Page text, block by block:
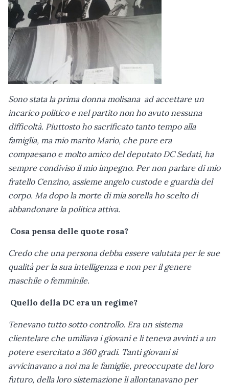
Sono stata la prima donna molisana ad accettare un
incarico politico e nel partito non ho avuto nessuna
difficoltà. Piuttosto ho sacrificato tanto tempo alla
famiglia, ma mio marito Mario, che pure era
compaesano e molto amico del deputato DC Sedati, ha
sempre condiviso il mio impegno. Per non parlare di mio
fratello Cenzino, assieme angelo custode e guardia del
corpo. Ma dopo la morte di mia sorella ho scelto di
abbandonare la politica attiva.
Cosa pensa delle quote rosa?
Credo che una persona debba essere valutata per le sue
qualità per la sua intelligenza e non per il genere
maschile o femminile.
Quello della DC era un regime?
Tenevano tutto sotto controllo. Era un sistema
clientelare che umiliava i giovani e li teneva avvinti a un
potere esercitato a 360 gradi. Tanti giovani si
avvicinavano a noi ma le famiglie, preoccupate del loro
futuro, della loro sistemazione li allontanavano per